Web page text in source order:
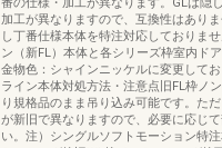
加工が異なりますので、互換性はあり
し丁番仕様本体を特注対応しておりま
ン（新FL）本体と各シリーズ枠室内ド
金物色：シャインニッケルに変更して
ライン本体対処方法・注意点旧FL枠ノ
り規格品のまま吊り込み可能です。た
が新旧で異なりますので、必要に応じ
い。注）シングルソフトモーション特注